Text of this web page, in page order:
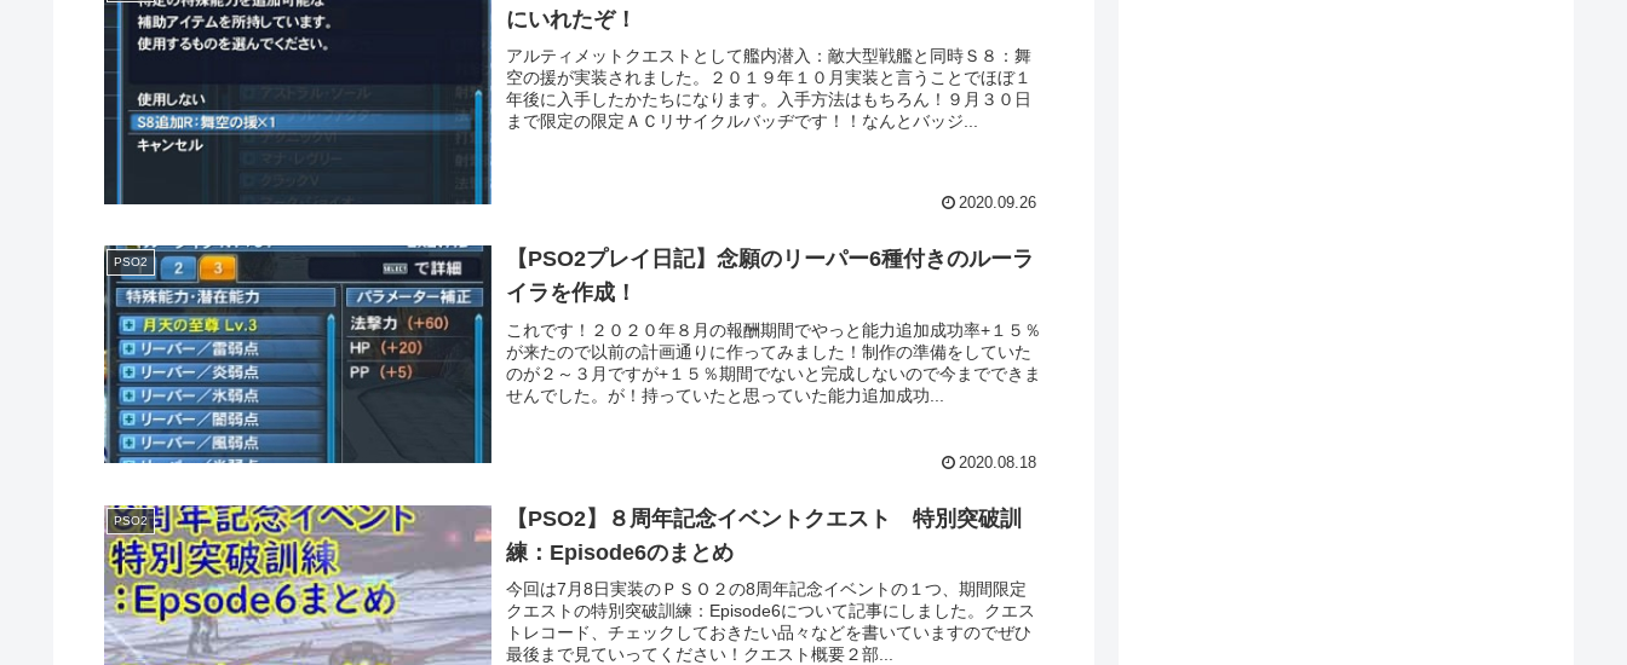
にいれたぞ！
アルティメットクエストとして艦内潜入：敵大型戦艦と同時Ｓ８：舞
空の援が実装されました。２０１９年１０月実装と言うことでほぼ１
年後に入手したかたちになります。入手方法はもちろん！９月３０日
まで限定の限定ＡＣリサイクルバッヂです！！なんとバッジ...
2020.09.26
PSO2
【PSO2プレイ日記】念願のリーパー6種付きのルーラ
イラを作成！
これです！２０２０年８月の報酬期間でやっと能力追加成功率+１５％
が来たので以前の計画通りに作ってみました！制作の準備をしていた
のが２～３月ですが+１５％期間でないと完成しないので今までできま
せんでした。が！持っていたと思っていた能力追加成功...
2020.08.18
PSO2
【PSO2】８周年記念イベントクエスト 特別突破訓
練：Episode6のまとめ
今回は7月8日実装のＰＳＯ２の8周年記念イベントの１つ、期間限定
クエストの特別突破訓練：Episode6について記事にしました。クエス
トレコード、チェックしておきたい品々などを書いていますのでぜひ
最後まで見ていってください！クエスト概要２部...